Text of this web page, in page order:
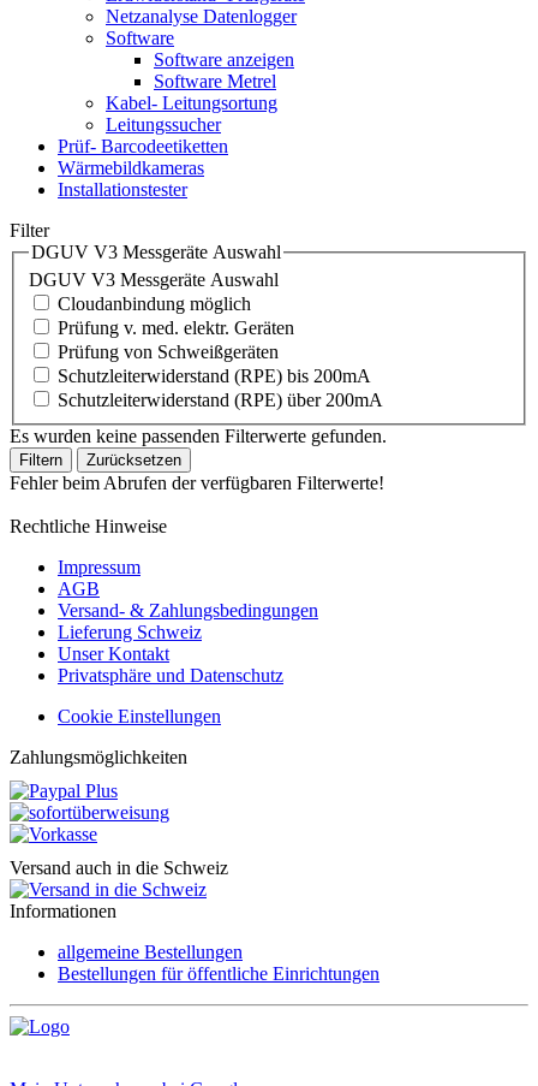
Netzanalyse Datenlogger
Software
Software anzeigen
Software Metrel
Kabel- Leitungsortung
Leitungssucher
Prüf- Barcodeetiketten
Wärmebildkameras
Installationstester
Filter
DGUV V3 Messgeräte Auswahl
DGUV V3 Messgeräte Auswahl
Cloudanbindung möglich
Prüfung v. med. elektr. Geräten
Prüfung von Schweißgeräten
Schutzleiterwiderstand (RPE) bis 200mA
Schutzleiterwiderstand (RPE) über 200mA
Es wurden keine passenden Filterwerte gefunden.
Filtern Zurücksetzen
Fehler beim Abrufen der verfügbaren Filterwerte!
Rechtliche Hinweise
Impressum
AGB
Versand- & Zahlungsbedingungen
Lieferung Schweiz
Unser Kontakt
Privatsphäre und Datenschutz
Cookie Einstellungen
Zahlungsmöglichkeiten
Versand auch in die Schweiz
Informationen
allgemeine Bestellungen
Bestellungen für öffentliche Einrichtungen